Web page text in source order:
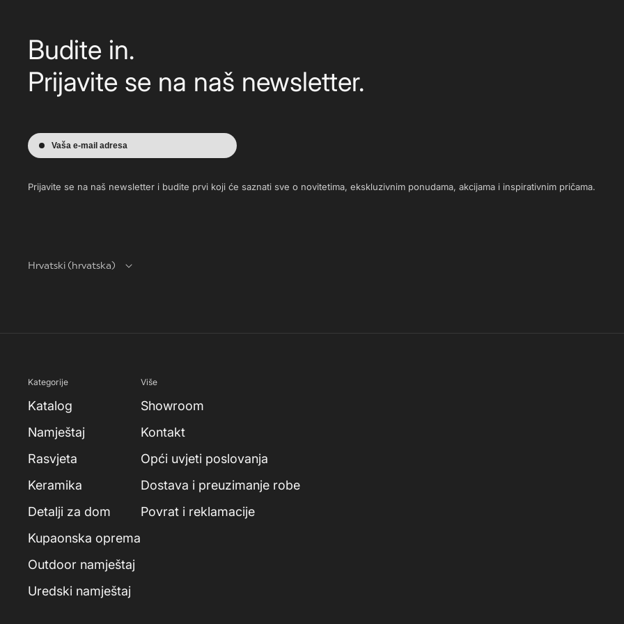
Budite in.
Prijavite se na naš newsletter.
Vaša e-mail adresa
Prijavite se na naš newsletter i budite prvi koji će saznati sve o novitetima, ekskluzivnim ponudama, akcijama i inspirativnim pričama.
Hrvatski (hrvatska)
Kategorije
Katalog
Namještaj
Rasvjeta
Keramika
Detalji za dom
Kupaonska oprema
Outdoor namještaj
Uredski namještaj
Više
Showroom
Kontakt
Opći uvjeti poslovanja
Dostava i preuzimanje robe
Povrat i reklamacije